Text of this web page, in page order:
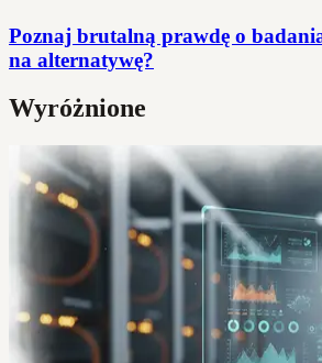
Poznaj brutalną prawdę o
na alternatywę?
Wyróżnione